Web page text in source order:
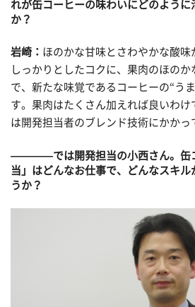
れが缶コーヒーの味わいにどのよう
か？
岩崎： ほのかな甘味とさわやかな酸味
しっかりとしたコクに、果肉のほのか
で、新たな味覚であるコーヒーの“う
す。果肉はたくさん加えれば良いわけ
は開発担当者のブレンド技術にかかっ
————では開発担当の小西さん。缶
当」はどんなお仕事で、どんなスキル
うか？